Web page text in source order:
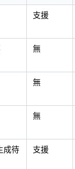
支援
無
無
無
成待
支援